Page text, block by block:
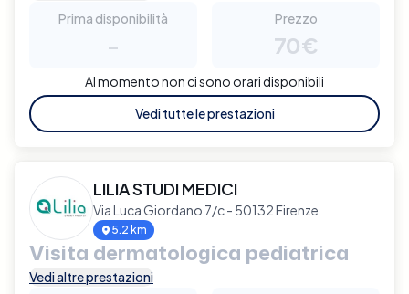
Prima disponibilità
-
Prezzo
70€
Al momento non ci sono orari disponibili
Vedi tutte le prestazioni
LILIA STUDI MEDICI
Via Luca Giordano 7/c - 50132 Firenze
5.2 km
Visita dermatologica pediatrica
Vedi altre prestazioni